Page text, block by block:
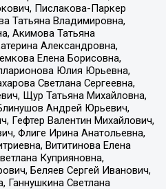
Пислакова-Паркер
Татьяна Владимировна,
Акимова Татьяна
Александровна,
Елена Борисовна,
Юлия Юрьевна,
Светлана Сергеевна,
Щур Татьяна Михайловна,
Андрей Юрьевич,
Гефтер Валентин Михайлович,
Флиге Ирина Анатольевна,
Вититинова Елена
Куприяновна,
Беляев Сергей Иванович,
Ганнушкина Светлана